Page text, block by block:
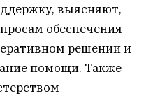
выясняют,
обеспечения
решении и
помощи. Также